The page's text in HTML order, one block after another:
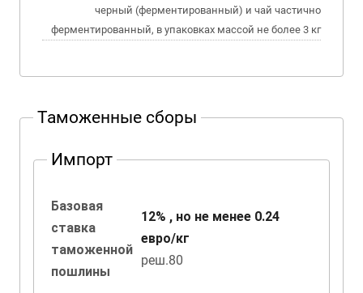
черный (ферментированный) и чай частично
ферментированный, в упаковках массой не более 3 кг
Таможенные сборы
Импорт
Базовая
ставка
таможенной
пошлины
12% , но не менее 0.24
евро/кг
реш.80